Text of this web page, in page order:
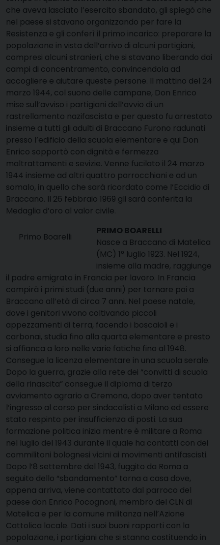
che aveva lasciato l’esercito sbandato, gli spiegò che
nel paese si stavano organizzando per fare la
Resistenza e gli conferì il primo incarico: preparare la
popolazione in vista dell’arrivo di alcuni partigiani,
compresi alcuni stranieri, che si stavano liberando dai
campi di concentramento, convincendola ad
accogliere e aiutare queste persone. Il mattino del 24
marzo 1944, col suono delle campane, Don Enrico
mise sull’avviso i partigiani dell’avvio di un
rastrellamento nazifascista e per questo fu arrestato
insieme a tutti gli adulti di Braccano Furono radunati
presso l’edificio della scuola elementare e qui Don
Enrico sopportò con dignità e fermezza
maltrattamenti e sevizie. Venne fucilato il 24 marzo
1944 insieme ad altri quattro parrocchiani e ad un
somalo, in quello che sarà ricordato come l’Eccidio di
Braccano. Il 26 febbraio 1969 gli sarà conferita la
Medaglia d’oro al valor civile.
Primo Boarelli
PRIMO BOARELLI
Nasce a Braccano di Matelica
(MC) 1° luglio 1923. Nel 1924,
insieme alla madre, raggiunge
il padre emigrato in Francia per lavoro. In Francia
compirà i primi studi (due anni) per tornare poi a
Braccano all’età di circa 7 anni. Nel paese natale,
dove i genitori vivono coltivando piccoli
appezzamenti di terra, facendo i boscaioli e i
carbonai, studia fino alla quarta elementare e presto
si affianca a loro nelle varie fatiche fino al 1948.
Consegue la licenza elementare in una scuola serale.
Dopo la guerra, grazie alla rete dei “convitti di scuola
della rinascita” consegue il diploma di terzo
avviamento agrario a Cremona, dopo aver tentato
l’ingresso al corso per sindacalisti a Milano ed essere
stato respinto per insufficienza di posti. La sua
formazione politica inizia mentre è militare a Roma
nel luglio del 1943 durante il quale ha contatti con dei
commilitoni bolognesi vicini ai movimenti antifascisti.
Dopo l’8 settembre del 1943, fuggito da Roma a
seguito dello “sbandamento” torna a casa dove,
appena arriva, viene contattato dal parroco del
paese don Enrico Pocognoni, membro del CLN di
Matelica e per la comune militanza nell’Azione
Cattolica locale. Dati i suoi buoni rapporti con la
popolazione, i partigiani che si stanno costituendo in